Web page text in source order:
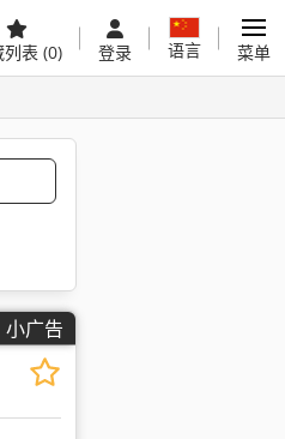
列表 (0) 登录 语言 菜单
小广告